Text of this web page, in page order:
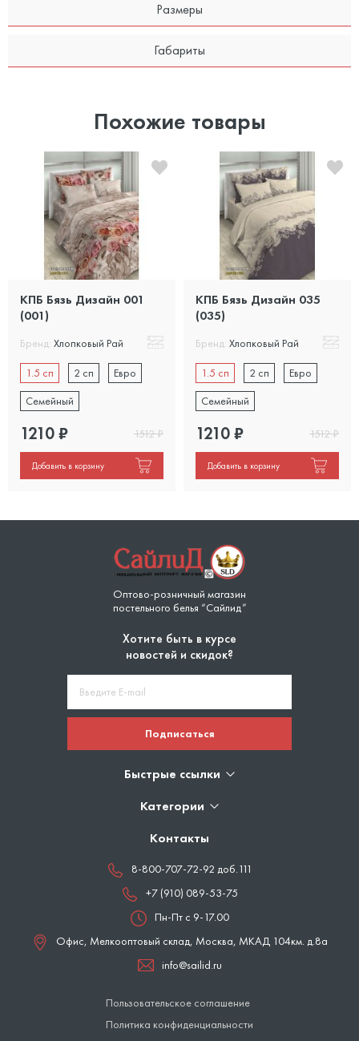
Размеры
Габариты
Похожие товары
КПБ Бязь Дизайн 001
(001)
Бренд: Хлопковый Рай
1.5 сп 2 сп
Евро
Семейный
1210₽ 1512₽
Добавить в корзину
КПБ Бязь Дизайн 035
(035)
Бренд: Хлопковый Рай
1.5 сп 2 сп
Евро
Семейный
1210₽ 1512₽
Добавить в корзину
Оптово-розничный магазин
постельного белья “Сайлид”
Хотите быть в курсе
новостей и скидок?
Подписаться
Быстрые ссылки
Категории
Контакты
8-800-707-72-92 доб.111
+7 (910) 089-53-75
Пн-Пт с 9-17.00
Офис, Мелкооптовый склад, Москва, МКАД 104км. д.8а
info@sailid.ru
Пользовательское соглашение
Политика конфиденциальности